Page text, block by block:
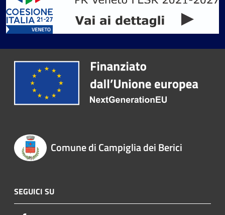
Comune di Campiglia dei Berici
SEGUICI SU